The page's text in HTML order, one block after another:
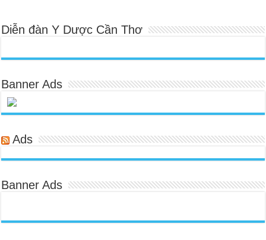
Diễn đàn Y Dược Cần Thơ
Banner Ads
Ads
Banner Ads